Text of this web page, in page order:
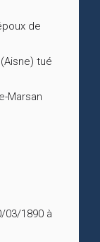
de
tué
Marsan
03/1890 à